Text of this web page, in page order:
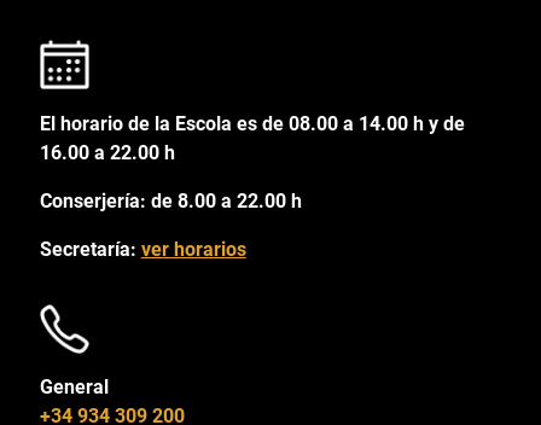
El horario de la Escola es de 08.00 a 14.00 h y de
16.00 a 22.00 h
Conserjería: de 8.00 a 22.00 h
Secretaría: ver horarios
General
+34 934 309 200